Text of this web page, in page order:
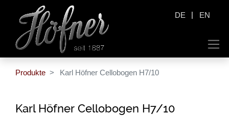
DE | EN
Produkte Karl Höfner Cellobogen H7/10
Karl Höfner Cellobogen H7/10